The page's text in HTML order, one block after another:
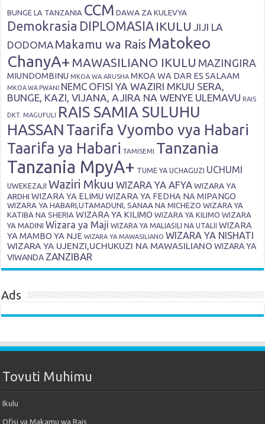
BUNGE LA TANZANIA CCM DAWA ZA KULEVYA
Demokrasia DIPLOMASIA IKULU JIJI LA
DODOMA Makamu wa Rais Matokeo
ChanyA+ MAWASILIANO IKULU MAZINGIRA
MIUNDOMBINU MKOA WA ARUSHA MKOA WA DAR ES SALAAM
MKOA WA PWANI NEMC OFISI YA WAZIRI MKUU SERA,
BUNGE, KAZI, VIJANA, AJIRA NA WENYE ULEMAVU RAIS
DKT. MAGUFULI RAIS SAMIA SULUHU
HASSAN Taarifa Vyombo vya Habari
Taarifa ya Habari TAMISEMI Tanzania
Tanzania MpyA+ TUME YA UCHAGUZI UCHUMI
UWEKEZAJI Waziri Mkuu WIZARA YA AFYA WIZARA YA
ARDHI WIZARA YA ELIMU WIZARA YA FEDHA NA MIPANGO
WIZARA YA HABARI,UTAMADUNI, SANAA NA MICHEZO WIZARA YA
KATIBA NA SHERIA WIZARA YA KILIMO WIZARA YA KILIMO WIZARA
YA MADINI Wizara ya Maji WIZARA YA MALIASILI NA UTALII WIZARA
YA MAMBO YA NJE WIZARA YA MAWASILIANO WIZARA YA NISHATI
WIZARA YA UJENZI,UCHUKUZI NA MAWASILIANO WIZARA YA
VIWANDA ZANZIBAR
Ads
Tovuti Muhimu
Ikulu
Ofisi ya Makamu wa Rais